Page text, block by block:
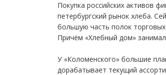
Покупка российских активов
петербургский рынок хлеба.
большую часть полок
Причём «Хлебный дом»
У «Коломенского» большие
дорабатывает текущий